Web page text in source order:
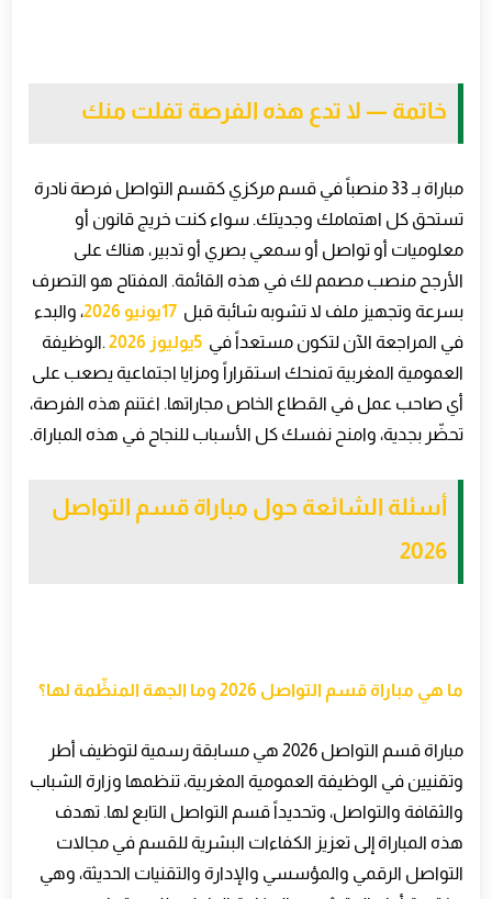
خاتمة — لا تدع هذه الفرصة تفلت منك
مباراة بـ 33 منصباً في قسم مركزي كقسم التواصل فرصة نادرة
تستحق كل اهتمامك وجديتك. سواء كنت خريج قانون أو
معلوميات أو تواصل أو سمعي بصري أو تدبير، هناك على
الأرجح منصب مصمم لك في هذه القائمة. المفتاح هو التصرف
بسرعة وتجهيز ملف لا تشوبه شائبة قبل 17يونيو 2026
، والبدء
في المراجعة الآن لتكون مستعداً في 5يوليوز 2026 .الوظيفة
العمومية المغربية تمنحك استقراراً ومزايا اجتماعية يصعب على
أي صاحب عمل في القطاع الخاص مجاراتها. اغتنم هذه الفرصة،
تحضّر بجدية، وامنح نفسك كل الأسباب للنجاح في هذه المباراة.
أسئلة الشائعة حول مباراة قسم التواصل
2026
ما هي مباراة قسم التواصل 2026 وما الجهة المنظِّمة لها؟
مباراة قسم التواصل 2026 هي مسابقة رسمية لتوظيف أطر
وتقنيين في الوظيفة العمومية المغربية، تنظمها وزارة الشباب
والثقافة والتواصل، وتحديداً قسم التواصل التابع لها. تهدف
هذه المباراة إلى تعزيز الكفاءات البشرية للقسم في مجالات
التواصل الرقمي والمؤسسي والإدارة والتقنيات الحديثة، وهي